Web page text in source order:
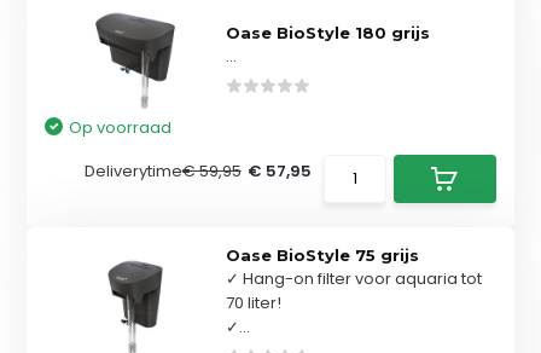
Oase BioStyle 180 grijs
...
Op voorraad
Deliverytime€ 59,95 € 57,95
Oase BioStyle 75 grijs
✓ Hang-on filter voor aquaria tot
70 liter!
✓...